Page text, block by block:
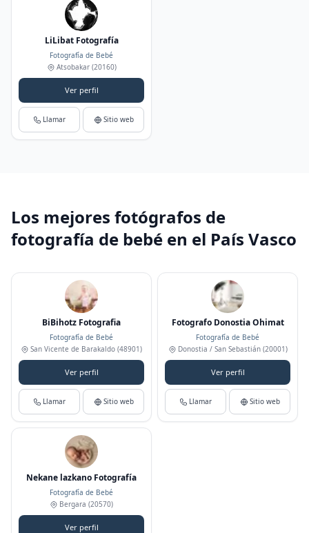
LiLibat Fotografía
Fotografía de Bebé
Atsobakar(20160)
Ver perfil
Llamar Sitio web
Los mejores fotógrafos de
fotografía de bebé en el País Vasco
BiBihotz Fotografia
Fotografía de Bebé
San Vicente de Barakaldo (48901)
Ver perfil
Llamar Sitio web
Fotografo Donostia Ohimat
Fotografía de Bebé
Donostia / San Sebastián(20001)
Ver perfil
Llamar Sitio web
Nekane lazkano Fotografía
Fotografía de Bebé
Bergara (20570)
Ver perfil